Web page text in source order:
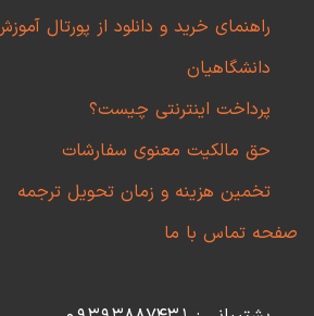
راهنمای خرید و دانلود از پورتال
دانشگاهیان
پرداخت اینترنتی چیست؟
حق مالکیت معنوی سفارشات
تخمین هزینه و زمان تحویل ترجمه
صفحه تماس با ما